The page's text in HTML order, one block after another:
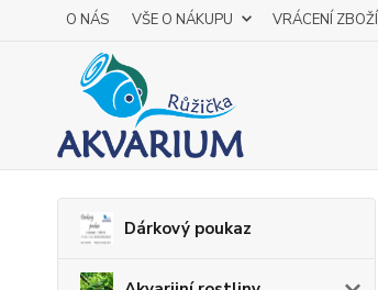
O NÁS VŠE O NÁKUPU VRÁCENÍ ZBOŽÍ
Dárkový poukaz